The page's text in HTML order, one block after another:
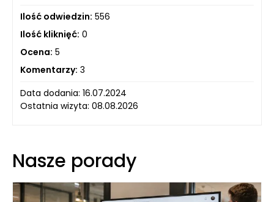
Ilość odwiedzin: 556
Ilość kliknięć: 0
Ocena: 5
Komentarzy: 3
Data dodania: 16.07.2024
Ostatnia wizyta: 08.08.2026
Nasze porady